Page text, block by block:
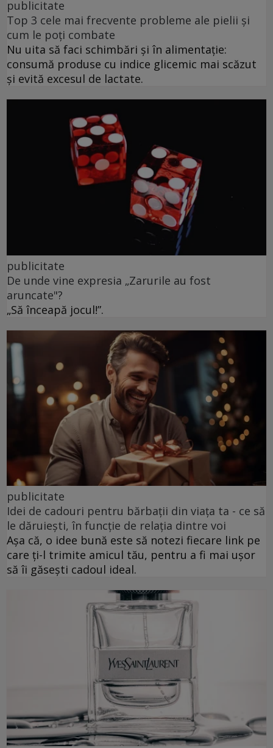
publicitate
Top 3 cele mai frecvente probleme ale pielii și
cum le poți combate
Nu uita să faci schimbări și în alimentație:
consumă produse cu indice glicemic mai scăzut
și evită excesul de lactate.
publicitate
De unde vine expresia „Zarurile au fost
aruncate"?
„Să înceapă jocul!”.
publicitate
Idei de cadouri pentru bărbații din viața ta - ce să
le dăruiești, în funcție de relația dintre voi
Așa că, o idee bună este să notezi fiecare link pe
care ți-l trimite amicul tău, pentru a fi mai ușor
să îi găsești cadoul ideal.